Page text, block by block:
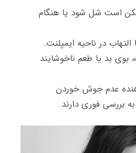
است شل شود یا هنگام
التهاب در ناحیه ایمپلنت.
بوی بد یا طعم ناخوشایند
عدم جوش خوردن
بررسی فوری دارند.